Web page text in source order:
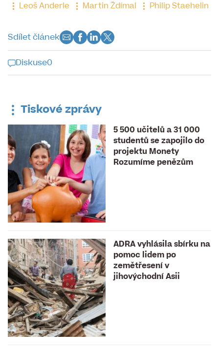
Leoš Anderle Martin Ždímal Philip Staehelin
Sdílet článek
Diskuse0
uzavřena
Tiskové zprávy
5 500 učitelů a 31 000
studentů se zapojilo do
projektu Monety
Rozumíme penězům
ADRA vyhlásila sbírku na
pomoc lidem po
zemětřesení v
jihovýchodní Asii